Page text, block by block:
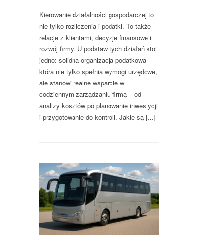
Kierowanie działalności gospodarczej to
nie tylko rozliczenia i podatki. To także
relacje z klientami, decyzje finansowe i
rozwój firmy. U podstaw tych działań stoi
jedno: solidna organizacja podatkowa,
która nie tylko spełnia wymogi urzędowe,
ale stanowi realne wsparcie w
codziennym zarządzaniu firmą – od
analizy kosztów po planowanie inwestycji
i przygotowanie do kontroli. Jakie są […]